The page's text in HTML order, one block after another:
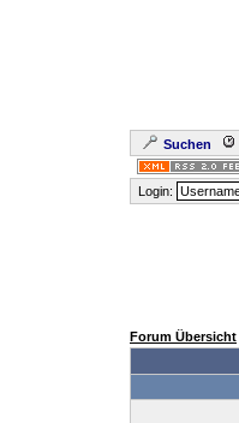
Suchen
Login:
Forum Übersicht